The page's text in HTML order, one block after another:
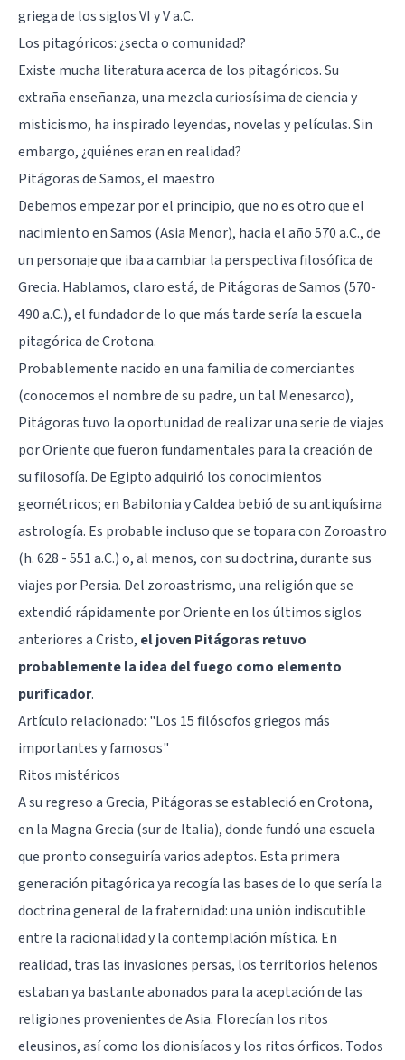
griega de los siglos VI y V a.C.
Los pitagóricos: ¿secta o comunidad?
Existe mucha literatura acerca de los pitagóricos. Su
extraña enseñanza, una mezcla curiosísima de ciencia y
misticismo, ha inspirado leyendas, novelas y películas. Sin
embargo, ¿quiénes eran en realidad?
Pitágoras de Samos, el maestro
Debemos empezar por el principio, que no es otro que el
nacimiento en Samos (Asia Menor), hacia el año 570 a.C., de
un personaje que iba a cambiar la perspectiva filosófica de
Grecia. Hablamos, claro está, de Pitágoras de Samos (570-
490 a.C.), el fundador de lo que más tarde sería la escuela
pitagórica de Crotona.
Probablemente nacido en una familia de comerciantes
(conocemos el nombre de su padre, un tal Menesarco),
Pitágoras tuvo la oportunidad de realizar una serie de viajes
por Oriente que fueron fundamentales para la creación de
su filosofía. De Egipto adquirió los conocimientos
geométricos; en Babilonia y Caldea bebió de su antiquísima
astrología. Es probable incluso que se topara con Zoroastro
(h. 628 - 551 a.C.) o, al menos, con su doctrina, durante sus
viajes por Persia. Del zoroastrismo, una religión que se
extendió rápidamente por Oriente en los últimos siglos
anteriores a Cristo, el joven Pitágoras retuvo
probablemente la idea del fuego como elemento
purificador.
Artículo relacionado: "Los 15 filósofos griegos más
importantes y famosos"
Ritos mistéricos
A su regreso a Grecia, Pitágoras se estableció en Crotona,
en la Magna Grecia (sur de Italia), donde fundó una escuela
que pronto conseguiría varios adeptos. Esta primera
generación pitagórica ya recogía las bases de lo que sería la
doctrina general de la fraternidad: una unión indiscutible
entre la racionalidad y la contemplación mística. En
realidad, tras las invasiones persas, los territorios helenos
estaban ya bastante abonados para la aceptación de las
religiones provenientes de Asia. Florecían los ritos
eleusinos, así como los dionisíacos y los ritos órficos. Todos